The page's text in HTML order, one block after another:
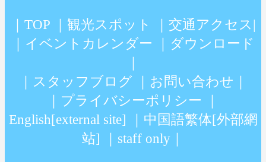
TOP｜ 観光スポット 交通アクセス |
イベントカレンダー
ダウンロード
スタッフブログ｜ お問い合わせ
プライバシーポリシー
English[external site]
中国語繁体[外部網
站]
staff only